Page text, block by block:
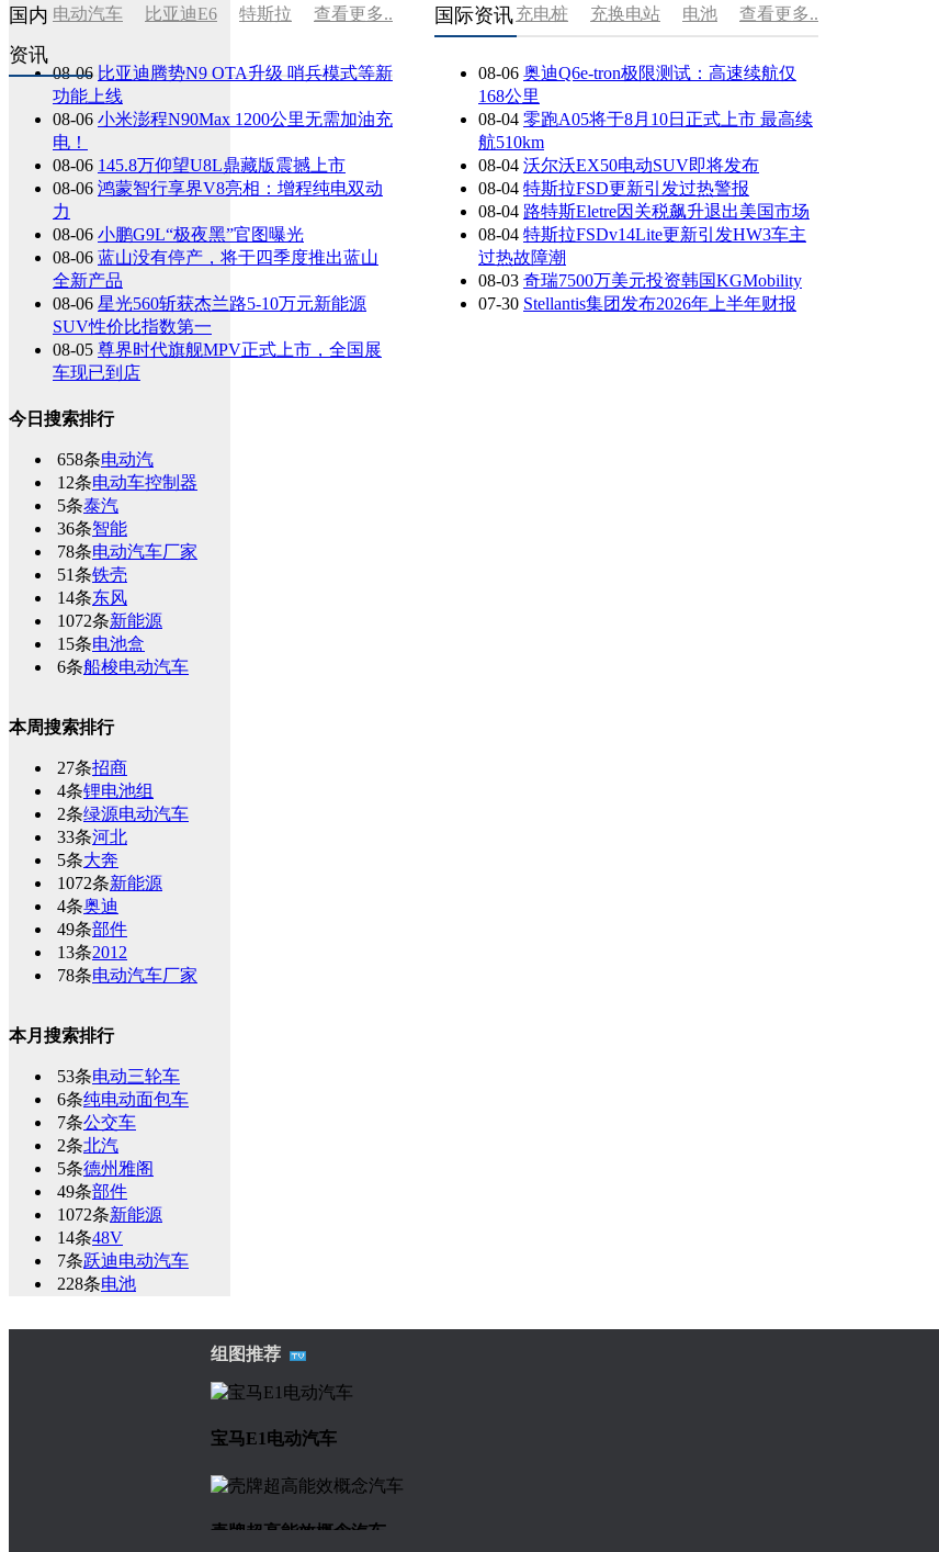
查看更多..
特斯拉
比亚迪E6
电动汽车
国内
资讯
08-06 比亚迪腾势N9 OTA升级 哨兵模式等新
功能上线
08-06 小米澎程N90Max 1200公里无需加油充
电！
08-06 145.8万仰望U8L鼎藏版震撼上市
08-06 鸿蒙智行享界V8亮相：增程纯电双动
力
08-06 小鹏G9L“极夜黑”官图曝光
08-06 蓝山没有停产，将于四季度推出蓝山
全新产品
08-06 星光560斩获杰兰路5-10万元新能源
SUV性价比指数第一
08-05 尊界时代旗舰MPV正式上市，全国展
车现已到店
查看更多..
电池
充换电站
充电桩
国际资讯
08-06 奥迪Q6e-tron极限测试：高速续航仅
168公里
08-04 零跑A05将于8月10日正式上市 最高续
航510km
08-04 沃尔沃EX50电动SUV即将发布
08-04 特斯拉FSD更新引发过热警报
08-04 路特斯Eletre因关税飙升退出美国市场
08-04 特斯拉FSDv14Lite更新引发HW3车主
过热故障潮
08-03 奇瑞7500万美元投资韩国KGMobility
07-30 Stellantis集团发布2026年上半年财报
今日搜索排行
658条电动汽
12条电动车控制器
5条泰汽
36条智能
78条电动汽车厂家
51条铁壳
14条东风
1072条新能源
15条电池盒
6条船梭电动汽车
本周搜索排行
27条招商
4条锂电池组
2条绿源电动汽车
33条河北
5条大奔
1072条新能源
4条奥迪
49条部件
13条2012
78条电动汽车厂家
本月搜索排行
53条电动三轮车
6条纯电动面包车
7条公交车
2条北汽
5条德州雅阁
49条部件
1072条新能源
14条48V
7条跃迪电动汽车
228条电池
组图推荐
宝马E1电动汽车
壳牌超高能效概念汽车